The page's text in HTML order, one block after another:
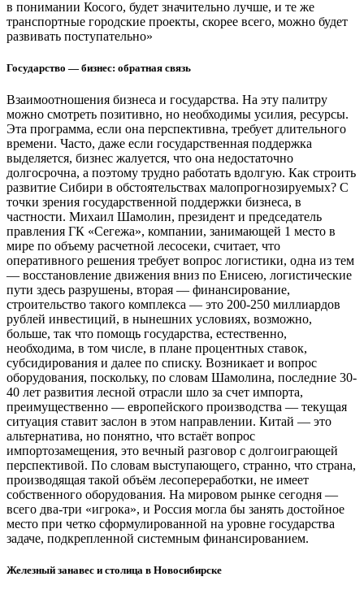
в понимании Косого, будет значительно лучше, и те же
транспортные городские проекты, скорее всего, можно будет
развивать поступательно»
Государство — бизнес: обратная связь
Взаимоотношения бизнеса и государства. На эту палитру
можно смотреть позитивно, но необходимы усилия, ресурсы.
Эта программа, если она перспективна, требует длительного
времени. Часто, даже если государственная поддержка
выделяется, бизнес жалуется, что она недостаточно
долгосрочна, а поэтому трудно работать вдолгую. Как строить
развитие Сибири в обстоятельствах малопрогнозируемых? С
точки зрения государственной поддержки бизнеса, в
частности. Михаил Шамолин, президент и председатель
правления ГК «Сегежа», компании, занимающей 1 место в
мире по объему расчетной лесосеки, считает, что
оперативного решения требует вопрос логистики, одна из тем
— восстановление движения вниз по Енисею, логистические
пути здесь разрушены, вторая — финансирование,
строительство такого комплекса — это 200-250 миллиардов
рублей инвестиций, в нынешних условиях, возможно,
больше, так что помощь государства, естественно,
необходима, в том числе, в плане процентных ставок,
субсидирования и далее по списку. Возникает и вопрос
оборудования, поскольку, по словам Шамолина, последние 30-
40 лет развития лесной отрасли шло за счет импорта,
преимущественно — европейского производства — текущая
ситуация ставит заслон в этом направлении. Китай — это
альтернатива, но понятно, что встаёт вопрос
импортозамещения, это вечный разговор с долгоиграющей
перспективой. По словам выступающего, странно, что страна,
производящая такой объём лесопереработки, не имеет
собственного оборудования. На мировом рынке сегодня —
всего два-три «игрока», и Россия могла бы занять достойное
место при четко сформулированной на уровне государства
задаче, подкрепленной системным финансированием.
Железный занавес и столица в Новосибирске